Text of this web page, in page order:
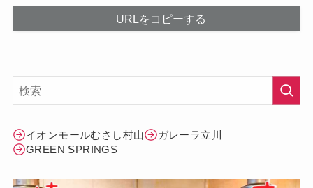
URLをコピーする
イオンモールむさし村山
ガレーラ立川
GREEN SPRINGS